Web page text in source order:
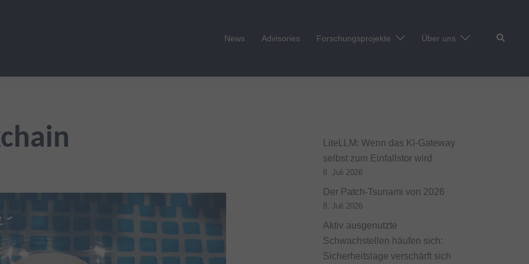
News Advisories Forschungsprojekte Über uns Suche
LiteLLM: Wenn das KI-Gateway
selbst zum Einfallstor wird
8. Juli 2026
Der Patch-Tsunami von 2026
8. Juli 2026
Aktiv ausgenutzte
Schwachstellen häufen sich:
Sicherheitslage verschärft sich